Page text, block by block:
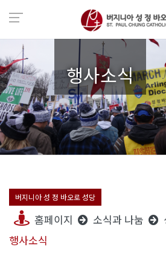
행사소식
버지니아 성 정 바오로 성당
홈페이지 소식과 나눔
행사소식